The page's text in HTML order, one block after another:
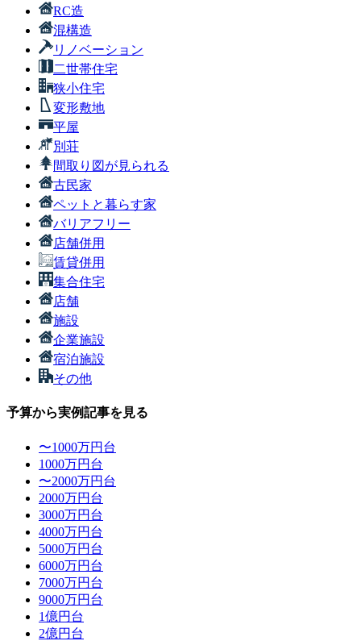
RC造
混構造
リノベーション
二世帯住宅
狭小住宅
変形敷地
平屋
別荘
間取り図が見られる
古民家
ペットと暮らす家
バリアフリー
店舗併用
賃貸併用
集合住宅
店舗
施設
企業施設
宿泊施設
その他
予算から実例記事を見る
〜1000万円台
1000万円台
〜2000万円台
2000万円台
3000万円台
4000万円台
5000万円台
6000万円台
7000万円台
9000万円台
1億円台
2億円台